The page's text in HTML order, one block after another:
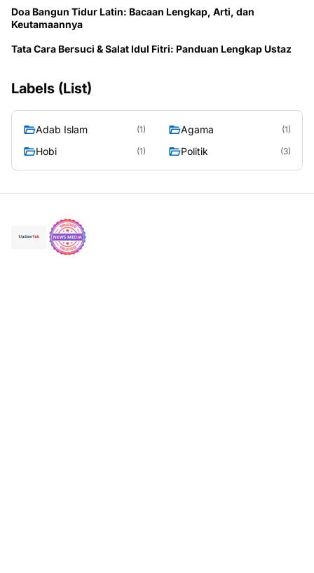
Doa Bangun Tidur Latin: Bacaan Lengkap, Arti, dan
Keutamaannya
Tata Cara Bersuci & Salat Idul Fitri: Panduan Lengkap Ustaz
Labels (List)
Adab Islam (1) Agama (1)
Hobi (1) Politik (3)